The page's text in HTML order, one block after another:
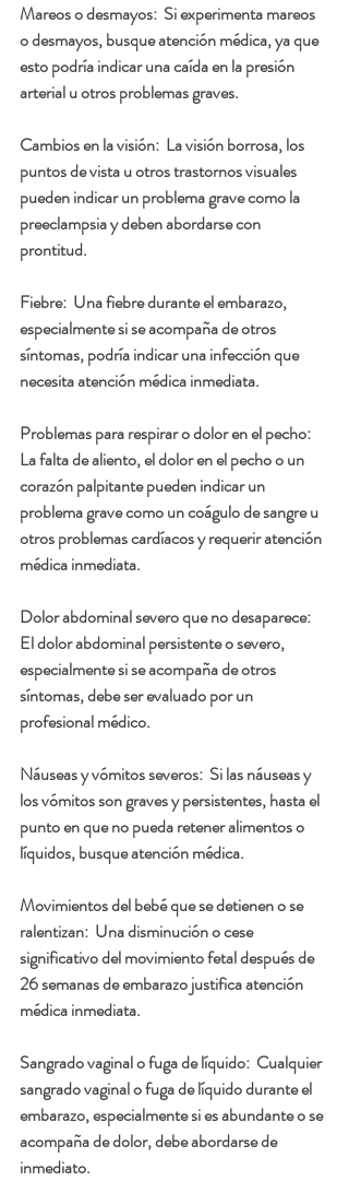
Mareos o desmayos: Si experimenta mareos
o desmayos, busque atención médica, ya que
esto podría indicar una caída en la presión
arterial u otros problemas graves.
Cambios en la visión: La visión borrosa, los
puntos de vista u otros trastornos visuales
pueden indicar un problema grave como la
preeclampsia y deben abordarse con
prontitud.
Fiebre:  Una fiebre durante el embarazo,
especialmente si se acompaña de otros
síntomas, podría indicar una infección que
necesita atención médica inmediata.
Problemas para respirar o dolor en el pecho:
La falta de aliento, el dolor en el pecho o un
corazón palpitante pueden indicar un
problema grave como un coágulo de sangre u
otros problemas cardíacos y requerir atención
médica inmediata.
Dolor abdominal severo que no desaparece:
El dolor abdominal persistente o severo,
especialmente si se acompaña de otros
síntomas, debe ser evaluado por un
profesional médico.
Náuseas y vómitos severos: Si las náuseas y
los vómitos son graves y persistentes, hasta el
punto en que no pueda retener alimentos o
líquidos, busque atención médica.
Movimientos del bebé que se detienen o se
ralentizan: Una disminución o cese
significativo del movimiento fetal después de
26 semanas de embarazo justifica atención
médica inmediata.
Sangrado vaginal o fuga de líquido: Cualquier
sangrado vaginal o fuga de líquido durante el
embarazo, especialmente si es abundante o se
acompaña de dolor, debe abordarse de
inmediato.